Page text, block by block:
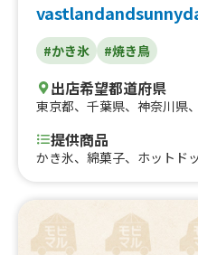
#かき氷 #焼き鳥
出店希望都道府県
東京都、 千葉県、 神奈川県、
提供商品
かき氷、綿菓子、ホットド